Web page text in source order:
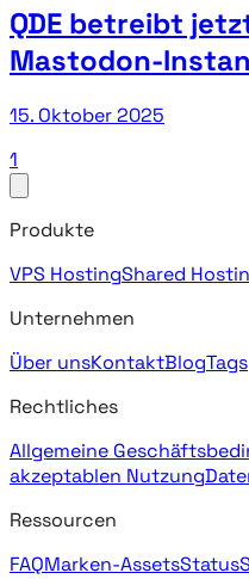
QDE betreibt
Mastodon-
15. Oktober 2025
1
Produkte
VPS HostingShared
Unternehmen
Über unsKontaktBlogTags
Rechtliches
Allgemeine
akzeptablen Nutzung
Ressourcen
FAQMarken-AssetsStatus